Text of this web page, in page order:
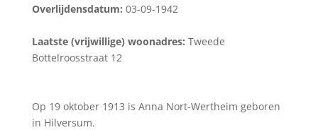
Overlijdensdatum: 03-09-1942
Laatste (vrijwillige) woonadres: Tweede
Bottelroosstraat 12
Op 19 oktober 1913 is Anna Nort-Wertheim geboren
in Hilversum.